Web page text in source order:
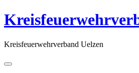
Kreisfeuerwehrverband Uelzen